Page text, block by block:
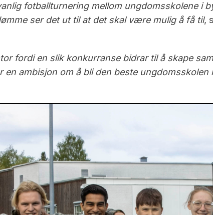
fotballturnering mellom ungdomsskolene i
ser det ut til at det skal være mulig å få til,
fordi en slik konkurranse bidrar til å skape
ambisjon om å bli den beste ungdomsskolen